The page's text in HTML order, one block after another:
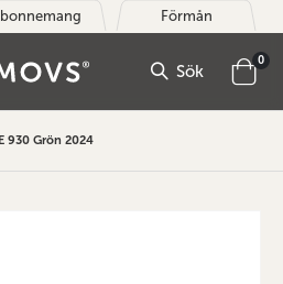
Förmån
Sök Cart
0
930 Grön 2024